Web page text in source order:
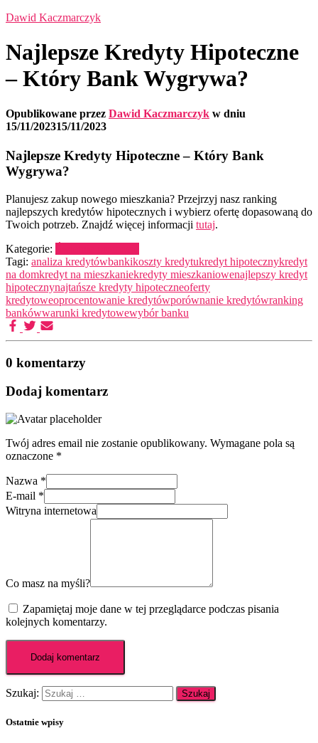
Dawid Kaczmarczyk
Najlepsze Kredyty Hipoteczne
– Który Bank Wygrywa?
Opublikowane przez Dawid Kaczmarczyk w dniu
15/11/202315/11/2023
Najlepsze Kredyty Hipoteczne – Który Bank
Wygrywa?
Planujesz zakup nowego mieszkania? Przejrzyj nasz ranking
najlepszych kredytów hipotecznych i wybierz ofertę dopasowaną do
Twoich potrzeb. Znajdź więcej informacji tutaj.
Kategorie:
Tagi: analiza kredytówbankikoszty kredytukredyt hipotecznykredyt
na domkredyt na mieszkaniekredyty mieszkaniowenajlepszy kredyt
hipotecznynajtańsze kredyty hipoteczneoferty
kredytoweoprocentowanie kredytówporównanie kredytówranking
bankówwarunki kredytowewybór banku
0 komentarzy
Dodaj komentarz
Twój adres email nie zostanie opublikowany. Wymagane pola są
oznaczone *
Nazwa *
E-mail *
Witryna internetowa
Co masz na myśli?
Zapamiętaj moje dane w tej przeglądarce podczas pisania
kolejnych komentarzy.
Szukaj:
Ostatnie wpisy